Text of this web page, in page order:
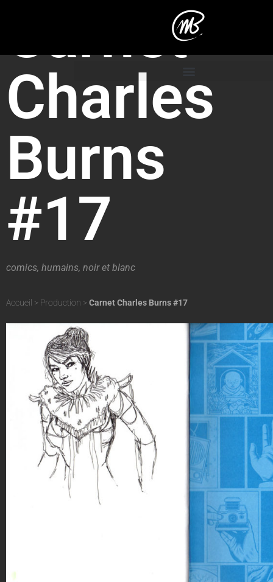
Carnet
Charles
Burns
#17
comics, humains, noir et blanc
Accueil > Production >Carnet Charles Burns #17